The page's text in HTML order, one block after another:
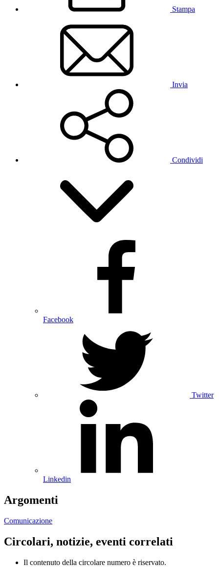
Stampa
Invia
Condividi
Facebook
Twitter
Linkedin
Argomenti
Comunicazione
Circolari, notizie, eventi correlati
Il contenuto della circolare numero è riservato.